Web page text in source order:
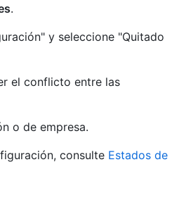
.
y seleccione "Quitado
el conflicto entre las
o de empresa.
consulte Estados de